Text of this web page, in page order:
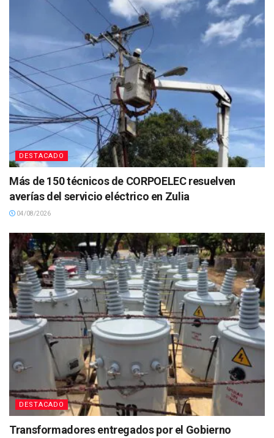
DESTACADO
Más de 150 técnicos de CORPOELEC resuelven
averías del servicio eléctrico en Zulia
04/08/2026
DESTACADO
Transformadores entregados por el Gobierno